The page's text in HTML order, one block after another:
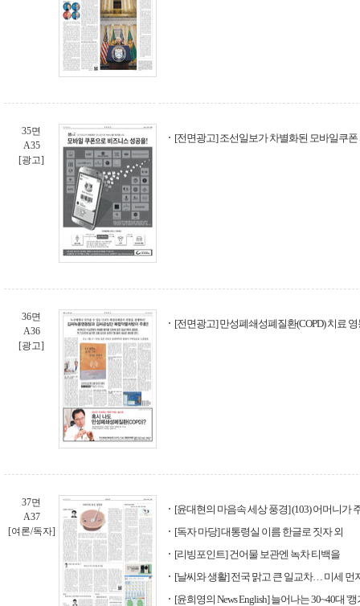
35면
A35
[광고]
[전면광고] 조선일보가 차별화된 모바일쿠
36면
A36
[광고]
[전면광고] 만성폐쇄성폐질환(COPD) 치료
37면
A37
[여론/독자]
[윤대현의 마음속 세상 풍경] (103) 어머니가
[독자 마당] 대통령실 이름 한글로 짓자 외
[리빙포인트] 건어물 보관엔 녹차 티백을
[날씨와 생활] 전국 맑고 큰 일교차… 미세 먼
[윤희영의 News English] 늘어나는 30~40대 '